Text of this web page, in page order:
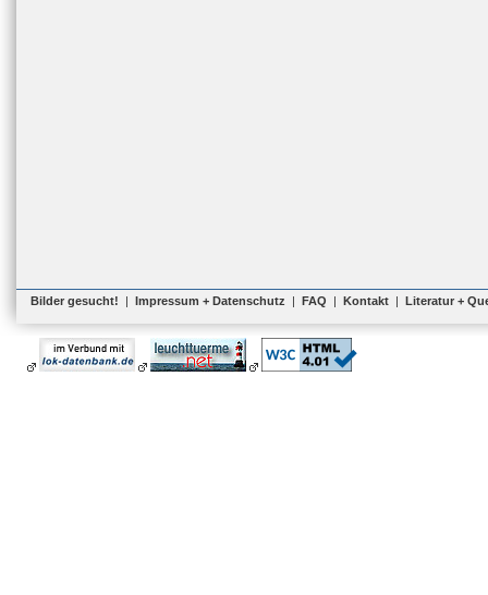
Bilder gesucht! | Impressum + Datenschutz | FAQ | Kontakt | Literatur +